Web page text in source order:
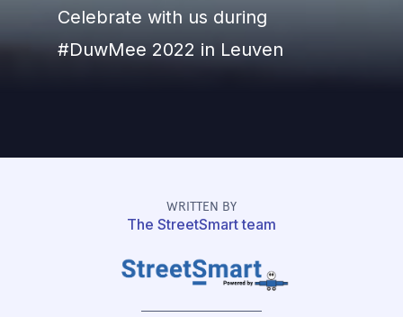
Celebrate with us during
#DuwMee 2022 in Leuven
WRITTEN BY
The StreetSmart team